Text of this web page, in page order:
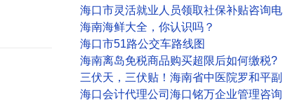
海口市灵活就业人员领取社保补贴咨询电
海南海鲜大全，你认识吗？
海口市51路公交车路线图
海南离岛免税商品购买超限后如何缴税?
三伏天，三伏贴！海南省中医院罗和平副
海口会计代理公司海口铭万企业管理咨询